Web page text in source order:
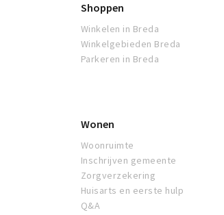
Shoppen
Winkelen in Breda
Winkelgebieden Breda
Parkeren in Breda
Wonen
Woonruimte
Inschrijven gemeente
Zorgverzekering
Huisarts en eerste hulp
Q&A